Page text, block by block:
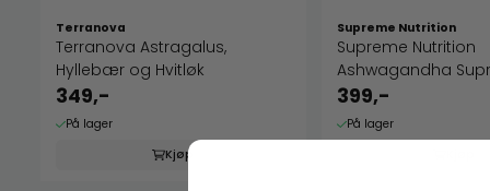
Terranova
Terranova Astragalus,
Hyllebær og Hvitløk
349,-
På lager
Kjøp
Supreme Nutrition
Supreme Nutrition
Ashwagandha
399,-
På lager